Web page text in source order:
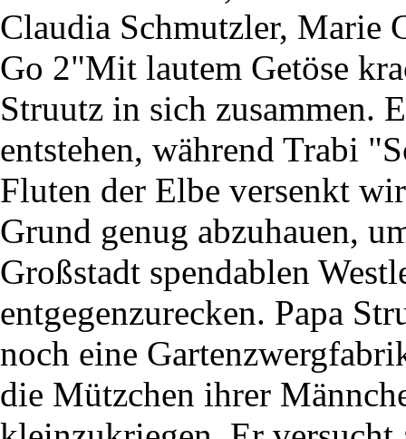
Claudia Schmutzler, Marie
Go 2"Mit lautem Getöse
Struutz in sich zusammen.
entstehen, während Trabi
Fluten der Elbe versenkt
Grund genug abzuhauen,
Großstadt spendablen
entgegenzurecken. Papa
noch eine
die Mützchen ihrer